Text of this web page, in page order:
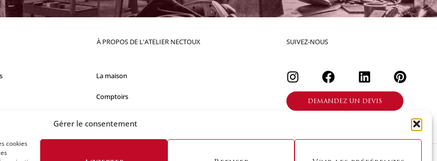
Gérer le consentement
cookies
À PROPOS DE L'ATELIER NECTOUX
La maison
Comptoirs
SUIVEZ-NOUS
DEMANDEZ UN DEVIS